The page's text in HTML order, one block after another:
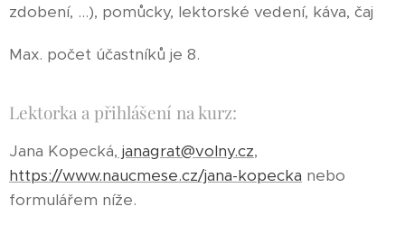
zdobení, ...), pomůcky, lektorské vedení, káva, čaj
Max. počet účastníků je 8.
Lektorka a přihlášení na kurz:
Jana Kopecká, janagrat@volny.cz,
https://www.naucmese.cz/jana-kopecka nebo
formulářem níže.